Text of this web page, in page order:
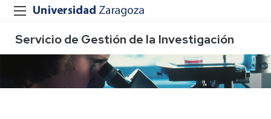
Servicio de Gestión de la Investigación